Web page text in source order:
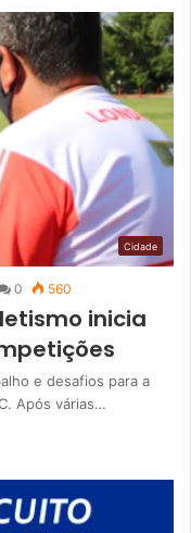
Cidade
0 560
inicia
e desafios para a
Após várias…